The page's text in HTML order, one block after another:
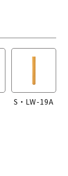
S・LW-19A